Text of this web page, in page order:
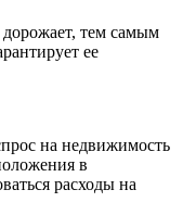
тем самым
ее
на недвижимость
в
расходы на